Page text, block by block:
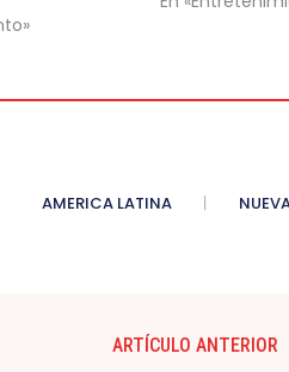
AMERICA LATINA
ARTÍCULO ANTERIOR